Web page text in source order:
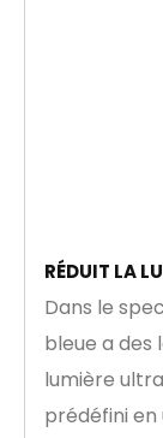
RÉDUIT LA
Dans le
bleue a des
lumière
prédéfini en